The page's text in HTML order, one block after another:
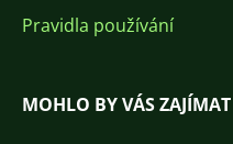
Pravidla používání
MOHLO BY VÁS ZAJÍMAT